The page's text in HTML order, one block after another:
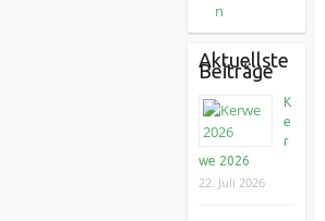
n
Aktuellste
Beiträge
K
e
r
we 2026
22. Juli 2026